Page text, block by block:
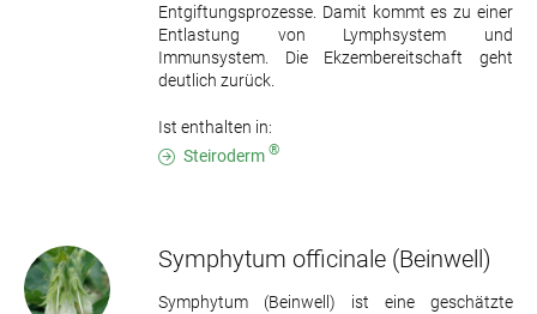
Entgiftungsprozesse. Damit kommt es zu einer
Entlastung von Lymphsystem und
Immunsystem. Die Ekzembereitschaft geht
deutlich zurück.
Ist enthalten in:
Steiroderm ®
Symphytum officinale (Beinwell)
Symphytum (Beinwell) ist eine geschätzte